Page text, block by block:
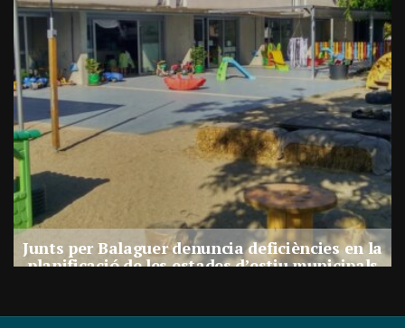
Junts per Balaguer denuncia deficiències en la
planificació de les estades d’estiu municipals